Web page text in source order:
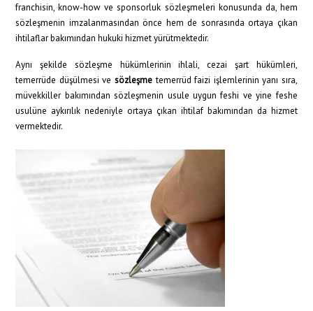
franchisin, know-how ve sponsorluk sözleşmeleri konusunda da, hem
sözleşmenin imzalanmasından önce hem de sonrasında ortaya çıkan
ihtilaflar bakımından hukuki hizmet yürütmektedir.
Aynı şekilde sözleşme hükümlerinin ihlali, cezai şart hükümleri,
temerrüde düşülmesi ve sözleşmetemerrüd faizi işlemlerinin yanı sıra,
müvekkiller bakımından sözleşmenin usule uygun feshi ve yine feshe
usulüne aykırılık nedeniyle ortaya çıkan ihtilaf bakımından da hizmet
vermektedir.